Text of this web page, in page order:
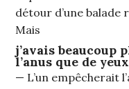
détour d’une balade
Mais
j’avais beaucoup
l’anus que de
— L’un empêcherait